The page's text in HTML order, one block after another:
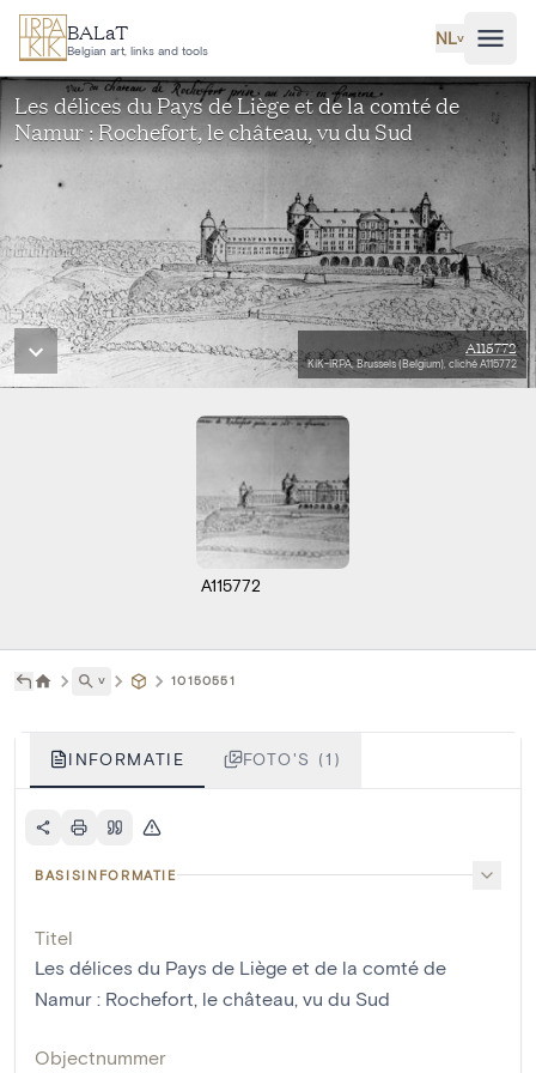
Ga naar hoofdinhoud
BALaT
Belgian art, links and tools
NL˅
Les délices du Pays de Liège et de la comté de
Namur : Rochefort, le château, vu du Sud
A115772
KIK-IRPA, Brussels (Belgium), cliché A115772
A115772
˅ 10150551
INFORMATIE FOTO'S (1)
BASISINFORMATIE
Titel
Les délices du Pays de Liège et de la comté de
Namur : Rochefort, le château, vu du Sud
Objectnummer